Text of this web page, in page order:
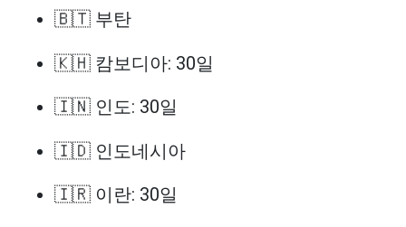
🇧🇹 부탄
🇰🇭 캄보디아: 30일
🇮🇳 인도: 30일
🇮🇩 인도네시아
🇮🇷 이란: 30일